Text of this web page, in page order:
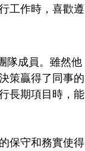
工作時，喜歡遵
隊成員。雖然他
策贏得了同事的
長期項目時，能
保守和務實使得